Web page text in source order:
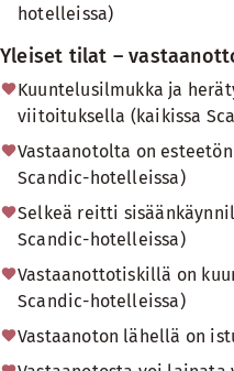
hotelleissa)
Yleiset tilat –
Kuuntelusilmukka ja
viitoituksella (kaikissa
Vastaanotolta on
Scandic-hotelleissa)
Selkeä reitti
Scandic-hotelleissa)
Vastaanottotiskillä on
Scandic-hotelleissa)
Vastaanoton lähellä on